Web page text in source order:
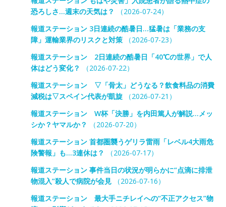
恐ろしさ…週末の天気は？
（2026-07-24）
報道ステーション 3日連続の酷暑日…猛暑は「業務の支
障」運輸業界のリスクと対策（2026-07-23）
報道ステーション 2日連続の酷暑日「40℃の世界」で人
体はどう変化？
（2026-07-22）
報道ステーション ▽「骨太」どうなる？飲食料品の消費
減税は▽スペイン代表が凱旋（2026-07-21）
報道ステーション W杯「決勝」を内田篤人が解説…メッ
シか？ヤマルか？
（2026-07-20）
報道ステーション 首都圏襲うゲリラ雷雨「レベル4大雨危
険警報」も…3連休は？
（2026-07-17）
報道ステーション 事件当日の状況が明らかに“点滴に排泄
物混入”殺人で病院が会見（2026-07-16）
報道ステーション 最大手ニチレイへの“不正アクセス”物